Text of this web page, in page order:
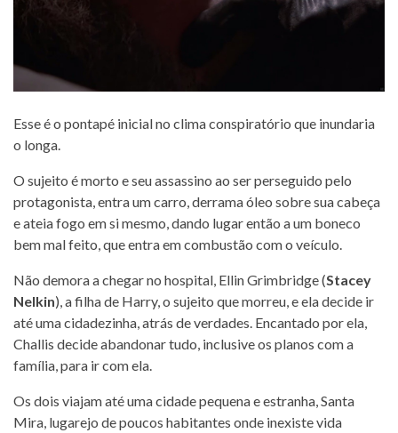
Esse é o pontapé inicial no clima conspiratório que inundaria
o longa.
O sujeito é morto e seu assassino ao ser perseguido pelo
protagonista, entra um carro, derrama óleo sobre sua cabeça
e ateia fogo em si mesmo, dando lugar então a um boneco
bem mal feito, que entra em combustão com o veículo.
Não demora a chegar no hospital, Ellin Grimbridge (Stacey
Nelkin), a filha de Harry, o sujeito que morreu, e ela decide ir
até uma cidadezinha, atrás de verdades. Encantado por ela,
Challis decide abandonar tudo, inclusive os planos com a
família, para ir com ela.
Os dois viajam até uma cidade pequena e estranha, Santa
Mira, lugarejo de poucos habitantes onde inexiste vida